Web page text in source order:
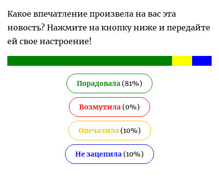
Какое впечатление произвела на вас эта
новость? Нажмите на кнопку ниже и передайте
ей свое настроение!
Порадовала (81%)
Возмутила (0%)
Опечалила(10%)
Не зацепила (10%)